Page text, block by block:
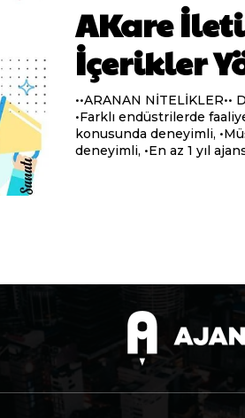
AKare
İçerikler
••ARANAN NİTELİKLER•• Dijital mecraların tüm dinamiklerine hâkim,
•Farklı endüstrilerde
konusunda deneyimli, •Müşteri ilişkileri süreçleri konusunda